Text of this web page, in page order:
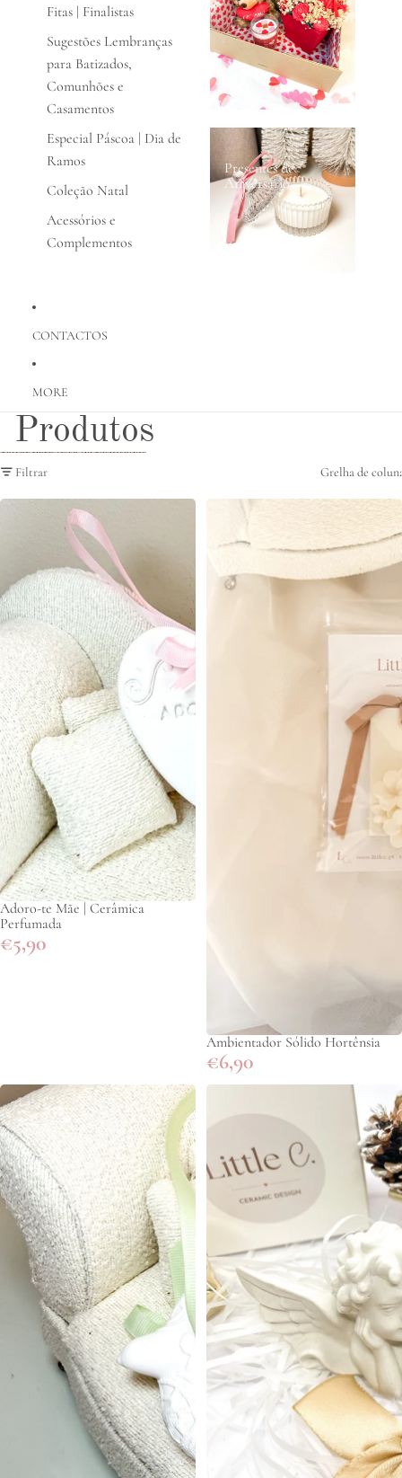
Fitas | Finalistas
Sugestões Lembranças
para Batizados,
Comunhões e
Casamentos
Especial Páscoa | Dia de
Ramos
Coleção Natal
Acessórios e
Complementos
Presentes de
Aniversário
CONTACTOS
MORE
Produtos
Saltar para lista de resultados
Filtrar
Grelha de
Adoro-te Mãe | Cerâmica
Perfumada
€5,90
Ambientador Sólido Hortênsia
€6,90